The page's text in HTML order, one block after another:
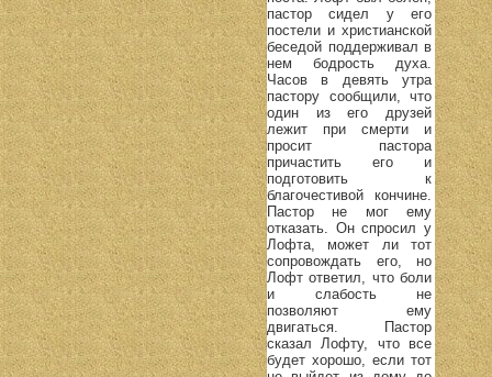
пастор сидел у его
постели и христианской
беседой поддерживал в
нем бодрость духа.
Часов в девять утра
пастору сообщили, что
один из его друзей
лежит при смерти и
просит пастора
причастить его и
подготовить к
благочестивой кончине.
Пастор не мог ему
отказать. Он спросил у
Лофта, может ли тот
сопровождать его, но
Лофт ответил, что боли
и слабость не
позволяют ему
двигаться. Пастор
сказал Лофту, что все
будет хорошо, если тот